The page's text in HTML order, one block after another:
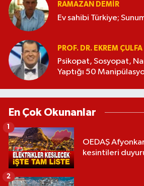
RAMAZAN DEMİR
Ev sahibi Türkiye;
PROF. DR. EKREM ÇULFA
Psikopat, Sosyopat,
Yaptığı 50
En Çok Okunanlar
OEDAŞ
kesintileri
1
2